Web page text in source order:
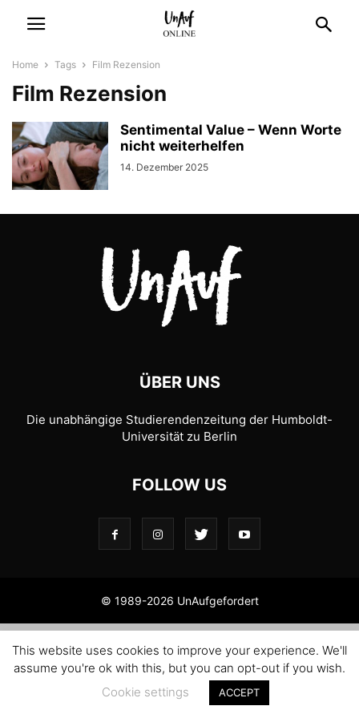
Home Tags Film Rezension
Film Rezension
Sentimental Value – Wenn Worte
nicht weiterhelfen
14. Dezember 2025
ÜBER UNS
Die unabhängige Studierendenzeitung der Humboldt-
Universität zu Berlin
FOLLOW US
© 1989-2026 UnAufgefordert
This website uses cookies to improve your experience. We'll
assume you're ok with this, but you can opt-out if you wish.
Cookie settings
ACCEPT